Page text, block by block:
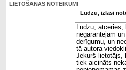
LIETOŠANAS NOTEIKUMI
Lūdzu, izlasi